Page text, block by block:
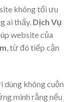
không tối ưu
ai thấy. Dịch Vụ
website của
, từ đó tiếp cận
không cuộn
minh rằng nếu